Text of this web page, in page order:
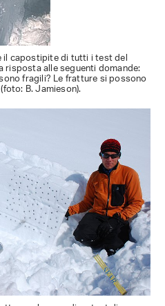
il capostipite di tutti i test del
alle seguenti domande:
fragili? Le fratture si possono
B. Jamieson).